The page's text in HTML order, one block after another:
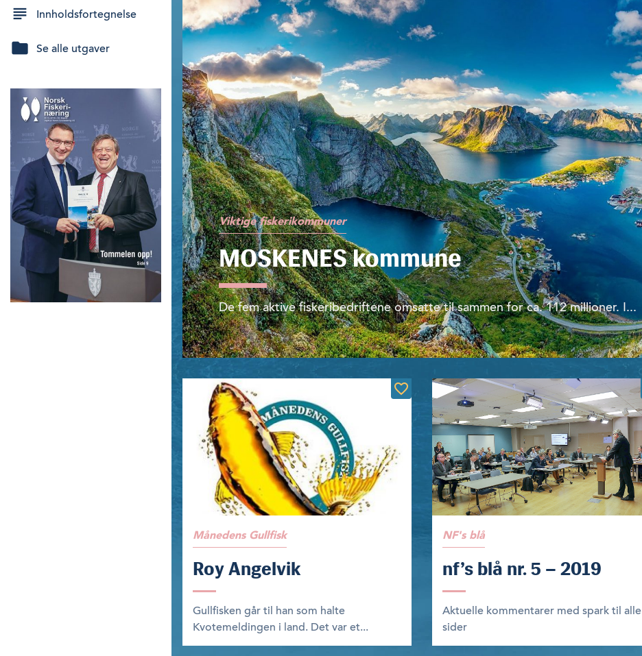
Innholdsfortegnelse
Se alle utgaver
Viktige fiskerikommuner
MOSKENES kommune
De fem aktive fiskeribedriftene omsatte til sammen for ca. 112 millioner. I...
Månedens Gullfisk
Roy Angelvik
Gullfisken går til han som halte
Kvotemeldingen i land. Det var et...
NF's blå
nf’s blå nr. 5 – 2019
Aktuelle kommentarer med spark til alle
sider